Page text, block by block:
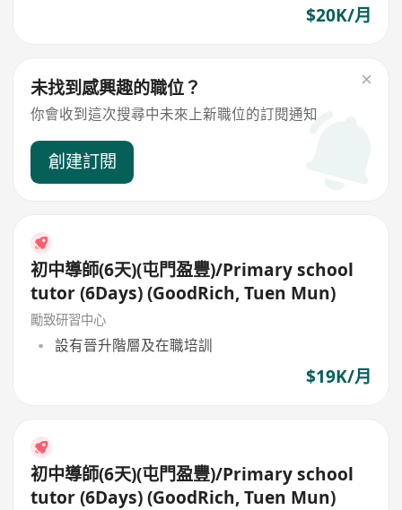
$20K/月
未找到感興趣的職位？
你會收到這次搜尋中未來上新職位的訂閱通知
創建訂閱
初中導師(6天)(屯門盈豐)/Primary school
tutor (6Days) (GoodRich, Tuen Mun)
勵致研習中心
設有晉升階層及在職培訓
$19K/月
初中導師(6天)(屯門盈豐)/Primary school
tutor (6Days) (GoodRich, Tuen Mun)